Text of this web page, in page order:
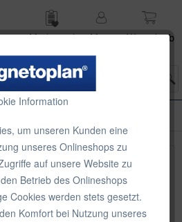
Merk­zettel
Mein
Waren­korb
Information
um unseren Kunden eine
unseres Onlineshops zu
auf unsere Website zu
Betrieb des Onlineshops
Cookies werden stets gesetzt.
Komfort bei Nutzung unseres